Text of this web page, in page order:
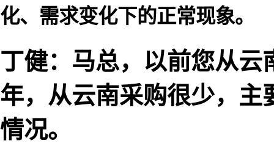
化、需求变化下的正常现象。
丁健：马总，以前您从
年，从云南采购很少，主
情况。